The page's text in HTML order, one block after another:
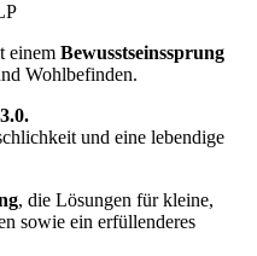
einem Bewusstseinssprung
Wohlbefinden.
und eine lebendige
, die Lösungen für kleine,
sowie ein erfüllenderes